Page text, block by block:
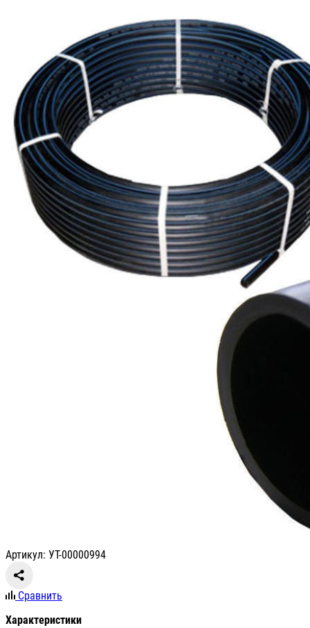
Артикул: УТ-00000994
Сравнить
Характеристики